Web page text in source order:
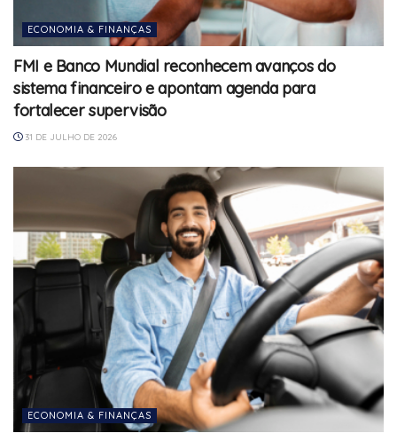
ECONOMIA & FINANÇAS
FMI e Banco Mundial reconhecem avanços do
sistema financeiro e apontam agenda para
fortalecer supervisão
31 DE JULHO DE 2026
ECONOMIA & FINANÇAS